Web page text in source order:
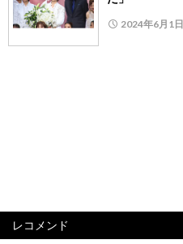
2024年6月1日
レコメンド